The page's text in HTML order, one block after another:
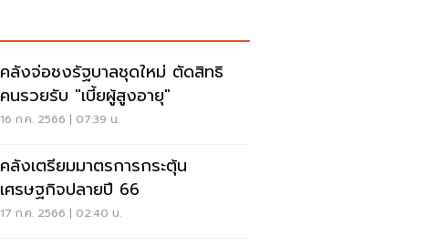
คลังจ่อชงรัฐบาลชุดใหม่ ตัดสิทธิ
คนรวยรับ "เบี้ยผู้สูงอายุ"
16 ก.ค. 2566 | 07:39 น.
คลังเตรียมมาตรการกระตุ้น
เศรษฐกิจปลายปี 66
17 ก.ค. 2566 | 02:40 น.